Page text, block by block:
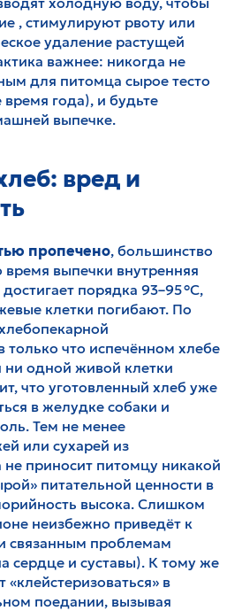
, стимулируют рвоту или
удаление растущей
важнее: никогда не
для питомца сырое тесто
года), и будьте
выпечке.
вред и
пропечено, большинство
время выпечки внутренняя
порядка 93–95 °C,
клетки погибают. По
что испечённом хлебе
ни одной живой клетки
что уготовленный хлеб уже
в желудке собаки и
Тем не менее
или сухарей из
не приносит питомцу никакой
питательной ценности в
высока. Слишком
неизбежно приведёт к
связанным проблемам
сердце и суставы). К тому же
в
поедании, вызывая